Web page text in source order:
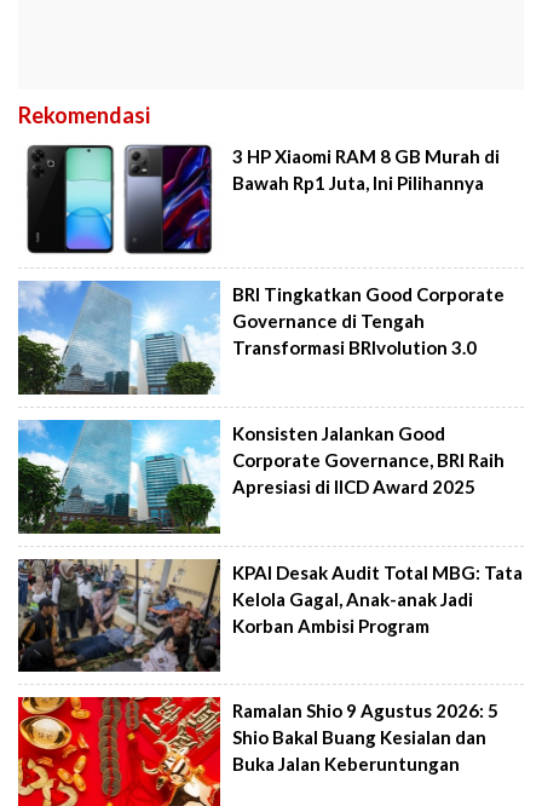
Rekomendasi
3 HP Xiaomi RAM 8 GB Murah di
Bawah Rp1 Juta, Ini Pilihannya
BRI Tingkatkan Good Corporate
Governance di Tengah
Transformasi BRIvolution 3.0
Konsisten Jalankan Good
Corporate Governance, BRI Raih
Apresiasi di IICD Award 2025
KPAI Desak Audit Total MBG: Tata
Kelola Gagal, Anak-anak Jadi
Korban Ambisi Program
Ramalan Shio 9 Agustus 2026: 5
Shio Bakal Buang Kesialan dan
Buka Jalan Keberuntungan